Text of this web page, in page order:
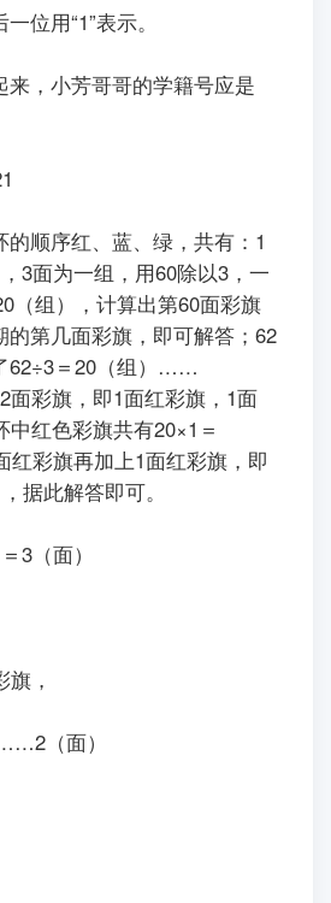
位用“1”表示。
来，小芳哥哥的学籍号应是
的顺序红、蓝、绿，共有：1
3面为一组，用60除以3，一
（组），计算出第60面彩旗
的第几面彩旗，即可解答；62
62÷3＝20（组）……
面彩旗，即1面红彩旗，1面
中红色彩旗共有20×1＝
红彩旗再加上1面红彩旗，即
据此解答即可。
3（面）
，
（面）